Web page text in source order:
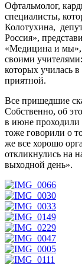
Офтальмолог,
специалисты,
Колотухина,
Россия»,
«Медицина и мы»,
своими
которых училась
приятной.
Все пришедшие
Собственно, об
в июне
тоже говорили о
же все хорошо
откликнулись на
выходной день».